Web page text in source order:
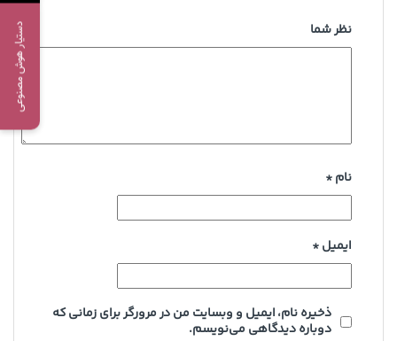
نظر شما
نام*
ایمیل*
ذخیره نام، ایمیل و وبسایت من در مرورگر برای زمانی که
دوباره دیدگاهی می‌نویسم.
دستیار هوش مصنوعی